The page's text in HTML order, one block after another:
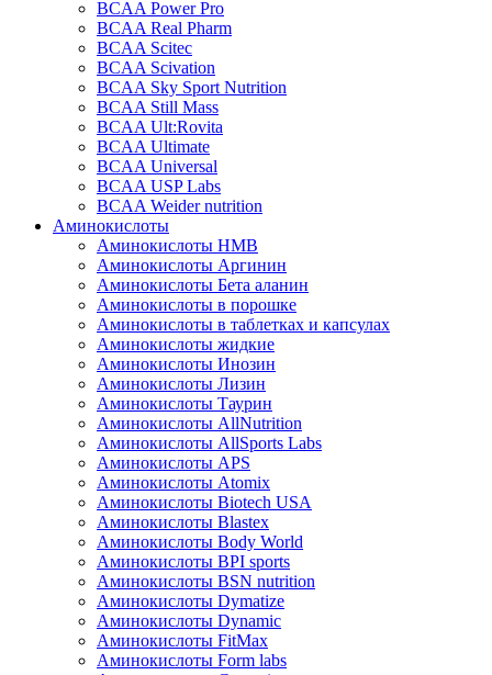
BCAA Power Pro
BCAA Real Pharm
BCAA Scitec
BCAA Scivation
BCAA Sky Sport Nutrition
BCAA Still Mass
BCAA Ult:Rovita
BCAA Ultimate
BCAA Universal
BCAA USP Labs
BCAA Weider nutrition
Аминокислоты
Аминокислоты HMB
Аминокислоты Аргинин
Аминокислоты Бета аланин
Аминокислоты в порошке
Аминокислоты в таблетках и капсулах
Аминокислоты жидкие
Аминокислоты Инозин
Аминокислоты Лизин
Аминокислоты Таурин
Аминокислоты AllNutrition
Аминокислоты AllSports Labs
Аминокислоты APS
Аминокислоты Atomix
Аминокислоты Biotech USA
Аминокислоты Blastex
Аминокислоты Body World
Аминокислоты BPI sports
Аминокислоты BSN nutrition
Аминокислоты Dymatize
Аминокислоты Dynamic
Аминокислоты FitMax
Аминокислоты Form labs